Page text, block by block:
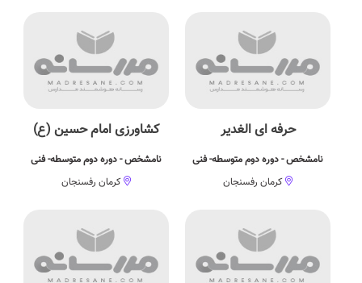
حرفه ای الغدیر
نامشخص - دوره دوم متوسطه- فنی
کرمان رفسنجان
کشاورزی امام حسین (ع)
نامشخص - دوره دوم متوسطه- فنی
کرمان رفسنجان